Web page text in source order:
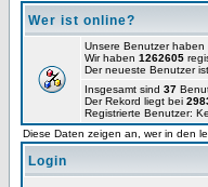
Wer ist online?
Unsere Benutzer haben
Wir haben 1262605
Der neueste Benutzer ist
Insgesamt sind 37
Der Rekord liegt bei
Registrierte Benutzer:
Diese Daten zeigen an, wer in den
Login